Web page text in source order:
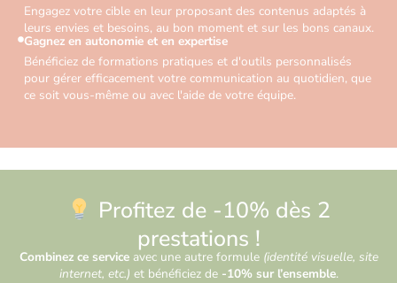
Engagez votre cible en leur proposant des contenus adaptés à
leurs envies et besoins, au bon moment et sur les bons canaux.
Gagnez en autonomie et en expertise
Bénéficiez de formations pratiques et d'outils personnalisés
pour gérer efficacement votre communication au quotidien, que
ce soit vous-même ou avec l'aide de votre équipe.
Profitez de -10% dès 2
prestations !
Combinez ce serviceavec une autre formule (identité visuelle, site
internet, etc.) et bénéficiez de -10% sur l’ensemble.